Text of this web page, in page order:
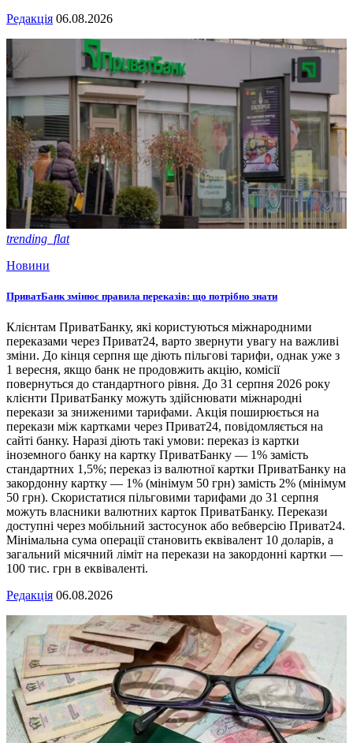
Редакція 06.08.2026
trending_flat
Новини
ПриватБанк змінює правила переказів: що потрібно знати
Клієнтам ПриватБанку, які користуються міжнародними
переказами через Приват24, варто звернути увагу на важливі
зміни. До кінця серпня ще діють пільгові тарифи, однак уже з
1 вересня, якщо банк не продовжить акцію, комісії
повернуться до стандартного рівня. До 31 серпня 2026 року
клієнти ПриватБанку можуть здійснювати міжнародні
перекази за зниженими тарифами. Акція поширюється на
перекази між картками через Приват24, повідомляється на
сайті банку. Наразі діють такі умови: переказ із картки
іноземного банку на картку ПриватБанку — 1% замість
стандартних 1,5%; переказ із валютної картки ПриватБанку на
закордонну картку — 1% (мінімум 50 грн) замість 2% (мінімум
50 грн). Скористатися пільговими тарифами до 31 серпня
можуть власники валютних карток ПриватБанку. Перекази
доступні через мобільний застосунок або вебверсію Приват24.
Мінімальна сума операції становить еквівалент 10 доларів, а
загальний місячний ліміт на перекази на закордонні картки —
100 тис. грн в еквіваленті.
Редакція 06.08.2026